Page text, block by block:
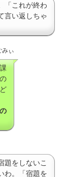
「これが終わ
言い返しちゃ
みぃ
題をしないこ
わ。「宿題を